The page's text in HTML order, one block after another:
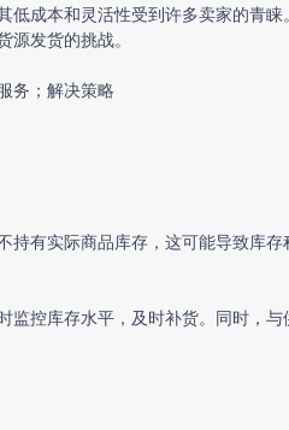
低成本和灵活性受到许多卖家的青
源发货的挑战。
务；解决策略
持有实际商品库存，这可能导致库存
控库存水平，及时补货。同时，